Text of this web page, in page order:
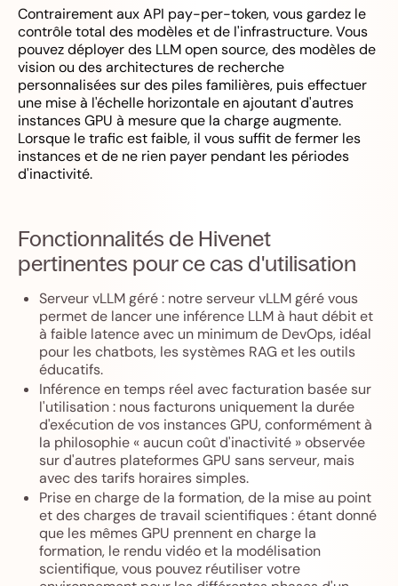
Contrairement aux API pay-per-token, vous gardez le
contrôle total des modèles et de l'infrastructure. Vous
pouvez déployer des LLM open source, des modèles de
vision ou des architectures de recherche
personnalisées sur des piles familières, puis effectuer
une mise à l'échelle horizontale en ajoutant d'autres
instances GPU à mesure que la charge augmente.
Lorsque le trafic est faible, il vous suffit de fermer les
instances et de ne rien payer pendant les périodes
d'inactivité.
Fonctionnalités de Hivenet
pertinentes pour ce cas d'utilisation
Serveur vLLM géré : notre serveur vLLM géré vous
permet de lancer une inférence LLM à haut débit et
à faible latence avec un minimum de DevOps, idéal
pour les chatbots, les systèmes RAG et les outils
éducatifs.
Inférence en temps réel avec facturation basée sur
l'utilisation : nous facturons uniquement la durée
d'exécution de vos instances GPU, conformément à
la philosophie « aucun coût d'inactivité » observée
sur d'autres plateformes GPU sans serveur, mais
avec des tarifs horaires simples.
Prise en charge de la formation, de la mise au point
et des charges de travail scientifiques : étant donné
que les mêmes GPU prennent en charge la
formation, le rendu vidéo et la modélisation
scientifique, vous pouvez réutiliser votre